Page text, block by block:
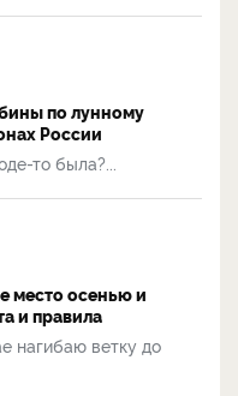
по лунному
России
то была?...
место осенью и
и правила
нагибаю ветку до